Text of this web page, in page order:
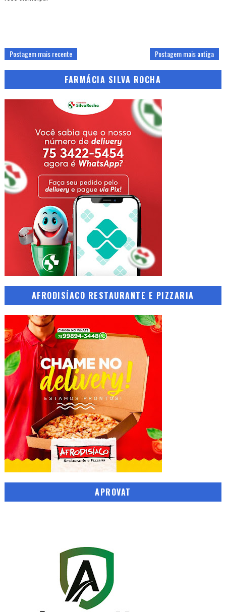
Postagem mais recente Postagem mais antiga
FARMÁCIA SILVA ROCHA
AFRODISÍACO RESTAURANTE E PIZZARIA
APROVAT